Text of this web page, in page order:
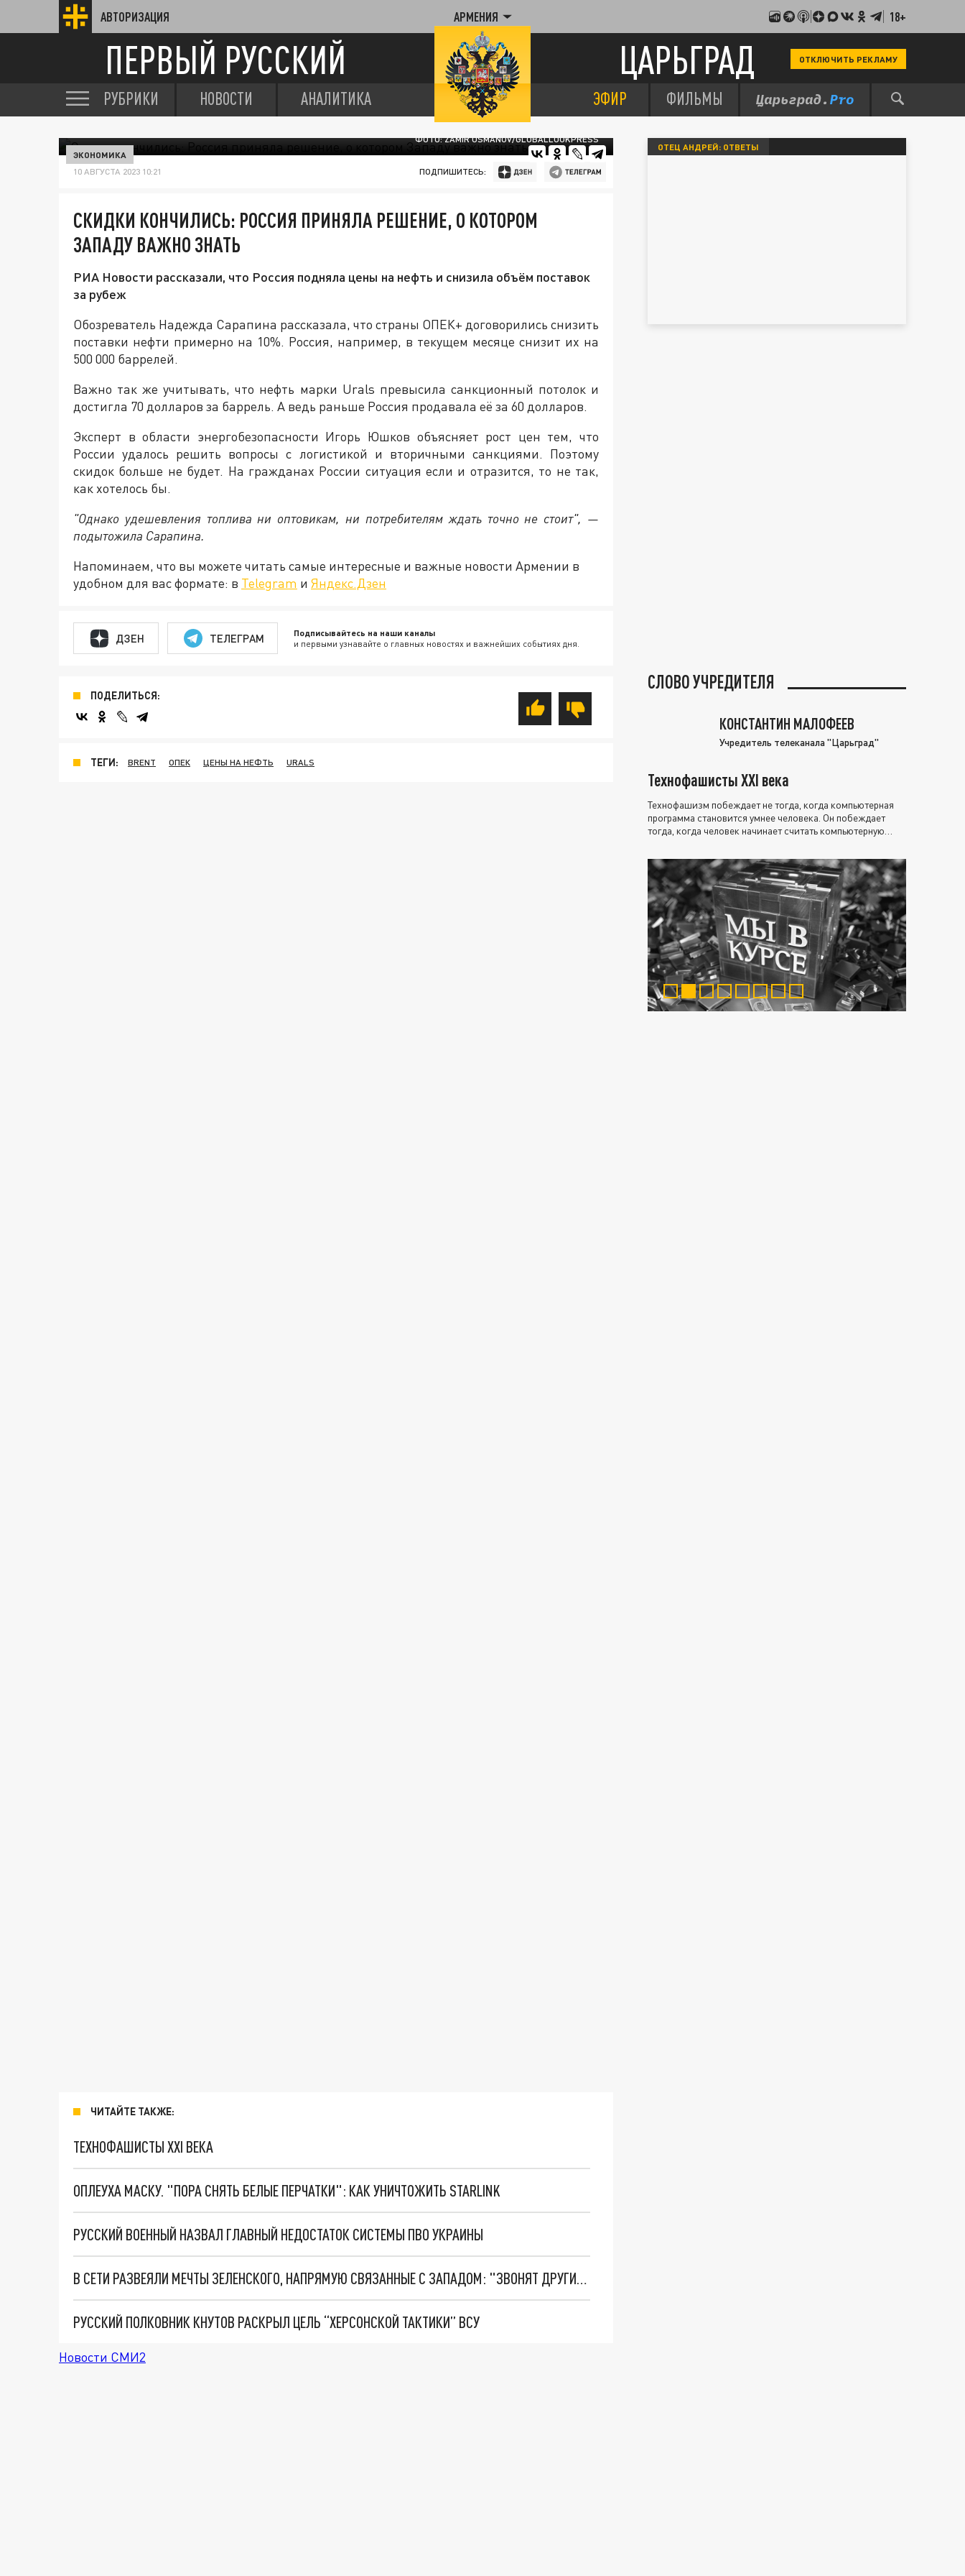
АВТОРИЗАЦИЯ АРМЕНИЯ 18+
ПЕРВЫЙ РУССКИЙ ЦАРЬГРАД ОТКЛЮЧИТЬ РЕКЛАМУ
РУБРИКИ НОВОСТИ АНАЛИТИКА ЭФИР ФИЛЬМЫ
ФОТО: ZAMIR USMANOV/GLOBALLOOKPRESS
ЭКОНОМИКА
10 АВГУСТА 2023 10:21 ПОДПИШИТЕСЬ:
СКИДКИ КОНЧИЛИСЬ: РОССИЯ ПРИНЯЛА РЕШЕНИЕ, О КОТОРОМ
ЗАПАДУ ВАЖНО ЗНАТЬ
РИА Новости рассказали, что Россия подняла цены на нефть и снизила объём поставок
за рубеж
Обозреватель Надежда Сарапина рассказала, что страны ОПЕК+ договорились снизить
поставки нефти примерно на 10%. Россия, например, в текущем месяце снизит их на
500 000 баррелей.
Важно так же учитывать, что нефть марки Urals превысила санкционный потолок и
достигла 70 долларов за баррель. А ведь раньше Россия продавала её за 60 долларов.
Эксперт в области энергобезопасности Игорь Юшков объясняет рост цен тем, что
России удалось решить вопросы с логистикой и вторичными санкциями. Поэтому
скидок больше не будет. На гражданах России ситуация если и отразится, то не так,
как хотелось бы.
"Однако удешевления топлива ни оптовикам, ни потребителям ждать точно не стоит", —
подытожила Сарапина.
Напоминаем, что вы можете читать самые интересные и важные новости Армении в
удобном для вас формате: в Telegram и Яндекс.Дзен
ДЗЕН ТЕЛЕГРАМ Подписывайтесь на наши каналы
и первыми узнавайте о главных новостях и важнейших событиях дня.
ПОДЕЛИТЬСЯ:
ТЕГИ: BRENT ОПЕК ЦЕНЫ НА НЕФТЬ URALS
ЧИТАЙТЕ ТАКЖЕ:
ТЕХНОФАШИСТЫ XXI ВЕКА
ОПЛЕУХА МАСКУ. "ПОРА СНЯТЬ БЕЛЫЕ ПЕРЧАТКИ": КАК УНИЧТОЖИТЬ STARLINK
РУССКИЙ ВОЕННЫЙ НАЗВАЛ ГЛАВНЫЙ НЕДОСТАТОК СИСТЕМЫ ПВО УКРАИНЫ
В СЕТИ РАЗВЕЯЛИ МЕЧТЫ ЗЕЛЕНСКОГО, НАПРЯМУЮ СВЯЗАННЫЕ С ЗАПАДОМ: "ЗВОНЯТ ДРУГИМ НАЦИСТАМ"
РУССКИЙ ПОЛКОВНИК КНУТОВ РАСКРЫЛ ЦЕЛЬ “ХЕРСОНСКОЙ ТАКТИКИ” ВСУ
Новости СМИ2
ОТЕЦ АНДРЕЙ: ОТВЕТЫ
СЛОВО УЧРЕДИТЕЛЯ
КОНСТАНТИН МАЛОФЕЕВ
Учредитель телеканала "Царьград"
Технофашисты XXI века
Технофашизм побеждает не тогда, когда компьютерная
программа становится умнее человека. Он побеждает
тогда, когда человек начинает считать компьютерную